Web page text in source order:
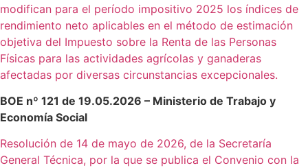
modifican para el período impositivo 2025 los índices de
rendimiento neto aplicables en el método de estimación
objetiva del Impuesto sobre la Renta de las Personas
Físicas para las actividades agrícolas y ganaderas
afectadas por diversas circunstancias excepcionales.
BOE nº 121 de 19.05.2026 – Ministerio de Trabajo y
Economía Social
Resolución de 14 de mayo de 2026, de la Secretaría
General Técnica, por la que se publica el Convenio con la